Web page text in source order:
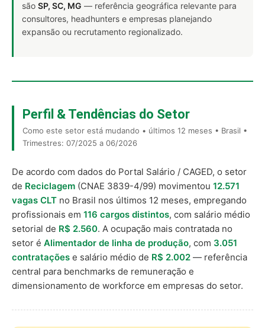
são SP, SC, MG — referência geográfica relevante para
consultores, headhunters e empresas planejando
expansão ou recrutamento regionalizado.
Perfil & Tendências do Setor
Como este setor está mudando • últimos 12 meses • Brasil •
Trimestres: 07/2025 a 06/2026
De acordo com dados do Portal Salário / CAGED, o setor
de Reciclagem (CNAE 3839-4/99) movimentou 12.571
vagas CLT no Brasil nos últimos 12 meses, empregando
profissionais em 116 cargos distintos, com salário médio
setorial de R$ 2.560. A ocupação mais contratada no
setor é Alimentador de linha de produção, com 3.051
contratações e salário médio de R$ 2.002 — referência
central para benchmarks de remuneração e
dimensionamento de workforce em empresas do setor.